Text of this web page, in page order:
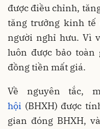
được điều chỉnh,
tăng trưởng kinh tế
người nghỉ hưu. Vì
luôn được bảo
đồng tiền mất giá.
Về nguyên tắc,
hội (BHXH) được
gian đóng BHXH,